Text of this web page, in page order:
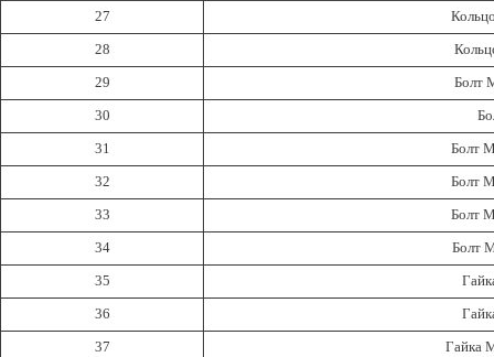
27
28
29
Болт
30
31
Болт
32
Болт
33
Болт
34
Болт
35
36
37
Гайка